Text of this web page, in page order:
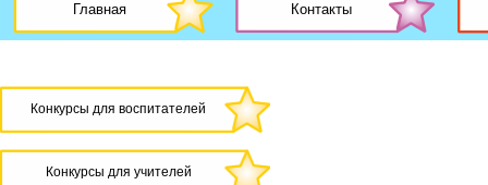
Главная Контакты
Конкурсы для воспитателей
Конкурсы для учителей